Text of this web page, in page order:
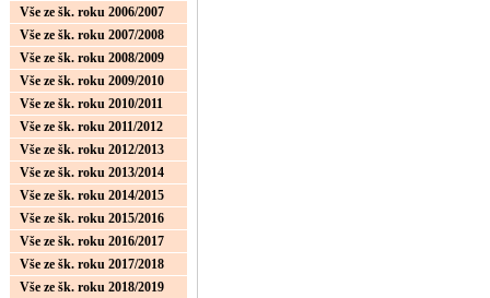
Vše ze šk. roku 2006/2007
Vše ze šk. roku 2007/2008
Vše ze šk. roku 2008/2009
Vše ze šk. roku 2009/2010
Vše ze šk. roku 2010/2011
Vše ze šk. roku 2011/2012
Vše ze šk. roku 2012/2013
Vše ze šk. roku 2013/2014
Vše ze šk. roku 2014/2015
Vše ze šk. roku 2015/2016
Vše ze šk. roku 2016/2017
Vše ze šk. roku 2017/2018
Vše ze šk. roku 2018/2019